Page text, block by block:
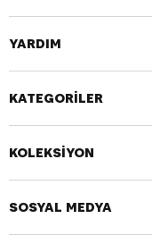
YARDIM
KATEGORİLER
KOLEKSİYON
SOSYAL MEDYA